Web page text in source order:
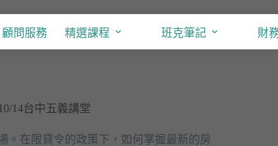
顧問服務 精選課程 班克筆記 財
14台中五義講堂
。在限貸令的政策下，如何掌握最新的房